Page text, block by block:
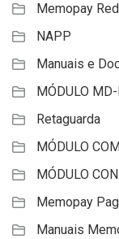
Memopay
NAPP
Manuais e
MÓDULO
Retaguarda
MÓDULO
MÓDULO
Memopay
Manuais